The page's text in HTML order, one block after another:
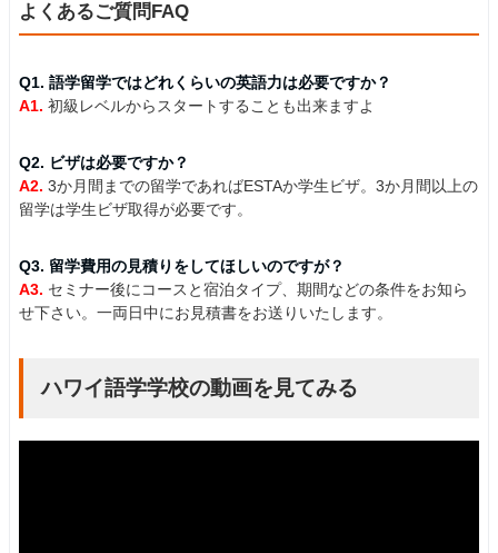
よくあるご質問FAQ
Q1. 語学留学ではどれくらいの英語力は必要ですか？
A1. 初級レベルからスタートすることも出来ますよ
Q2. ビザは必要ですか？
A2. 3か月間までの留学であればESTAか学生ビザ。3か月間以上の
留学は学生ビザ取得が必要です。
Q3. 留学費用の見積りをしてほしいのですが？
A3. セミナー後にコースと宿泊タイプ、期間などの条件をお知ら
せ下さい。一両日中にお見積書をお送りいたします。
ハワイ語学学校の動画を見てみる